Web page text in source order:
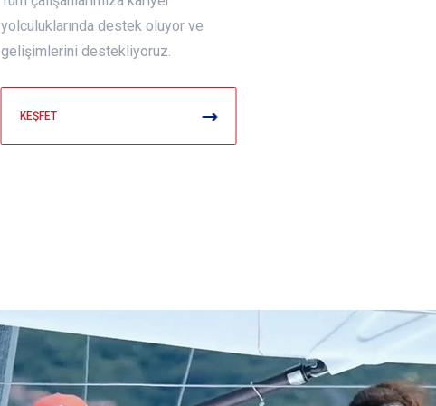
yolculuklarında destek oluyor ve
gelişimlerini destekliyoruz.
KEŞFET